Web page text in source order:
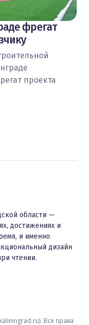
фрегат
проекта
области —
достижениях и
и именно
дизайн
чтении.
Все права